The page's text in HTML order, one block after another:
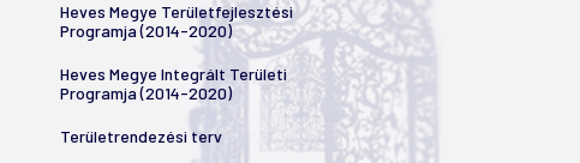
Heves Megye Területfejlesztési
Programja (2014-2020)
Heves Megye Integrált Területi
Programja (2014-2020)
Területrendezési terv